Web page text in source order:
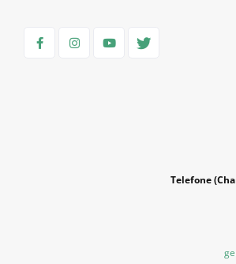
Telefone